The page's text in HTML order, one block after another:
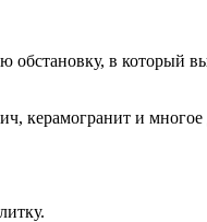
в который
керамогранит и